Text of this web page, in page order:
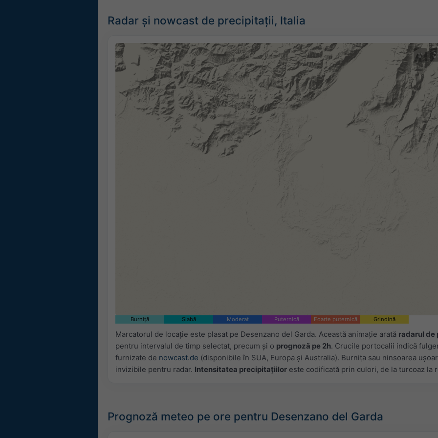
Radar și nowcast de precipitații, Italia
©
Burniță Slabă Moderat Puternică Foarte puternică Grindină
Marcatorul de locație este plasat pe Desenzano del Garda. Această animație arată radarul
pentru intervalul de timp selectat, precum și o prognoză pe 2h. Crucile portocalii indică
furnizate de nowcast.de (disponibile în SUA, Europa și Australia). Burnița sau ninsoarea
invizibile pentru radar. Intensitatea precipitațiilor este codificată prin culori, de la turcoaz la
Prognoză meteo pe ore pentru Desenzano del Garda